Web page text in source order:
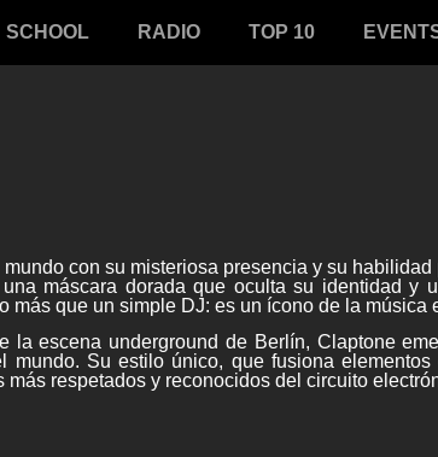
SCHOOL RADIO TOP 10
con su misteriosa presencia y su
máscara dorada que oculta su identidad y
más que un simple DJ: es un ícono de la música
la escena underground de Berlín, Claptone
mundo. Su estilo único, que fusiona
más respetados y reconocidos del circuito